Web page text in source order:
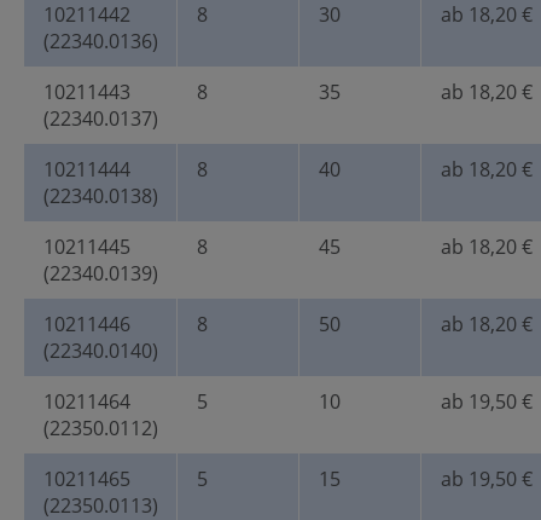
10211442
(22340.0136)
8 30 ab 18,20 €
10211443
(22340.0137)
8 35 ab 18,20 €
10211444
(22340.0138)
8 40 ab 18,20 €
10211445
(22340.0139)
8 45 ab 18,20 €
10211446
(22340.0140)
8 50 ab 18,20 €
10211464
(22350.0112)
5 10 ab 19,50 €
10211465
(22350.0113)
5 15 ab 19,50 €